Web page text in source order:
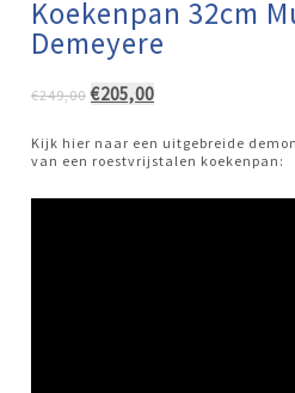
Koekenpan 32cm
Demeyere
€249,00 Oorspronkelijke
was:
€249,00.
€205,00Huidige
is:
€205,00.
Kijk hier naar een uitgebreide
van een roestvrijstalen koekenpan: